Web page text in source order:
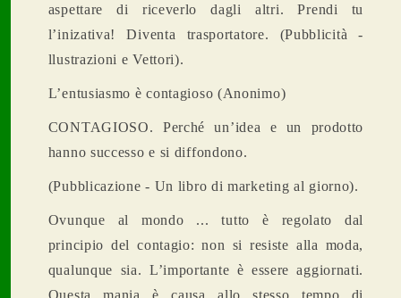
aspettare di riceverlo dagli altri. Prendi tu
l’inizativa! Diventa trasportatore. (Pubblicità -
llustrazioni e Vettori).
L’entusiasmo è contagioso (Anonimo)
CONTAGIOSO. Perché un’idea e un prodotto
hanno successo e si diffondono.
(Pubblicazione - Un libro di marketing al giorno).
Ovunque al mondo ... tutto è regolato dal
principio del contagio: non si resiste alla moda,
qualunque sia. L’importante è essere aggiornati.
Questa mania è causa allo stesso tempo di